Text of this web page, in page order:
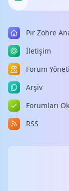
Pir Zöhre
İletişim
Forum
Arşiv
Forumları
RSS